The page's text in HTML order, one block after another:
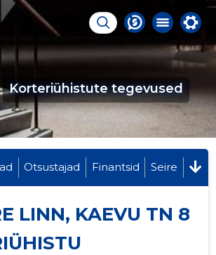
Korteriühistute tegevused
Otsustajad Finantsid Seire
LINN, KAEVU TN 8